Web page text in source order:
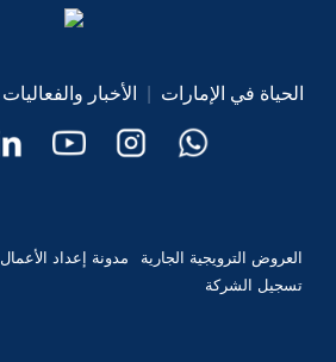
الأخبار والفعاليات الحياة في الإمارات
العروض الترويجية الجارية مدونة إعداد الأعمال
تسجيل الشركة